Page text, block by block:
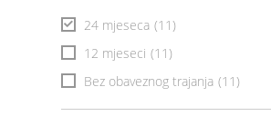
24 mjeseca (11)
12 mjeseci (11)
Bez obaveznog trajanja (11)